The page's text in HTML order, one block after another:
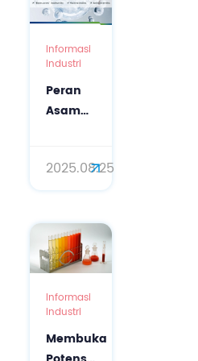
Informasi
Industri
Peran
Asam
dalam
Solusi
Anti-
Penuaan
Alami
2025.08.25
Informasi
Industri
Membuka